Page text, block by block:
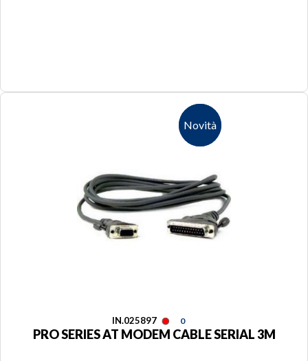
Novità
Novità
IN.025897 0
PRO SERIES AT MODEM CABLE SERIAL 3M